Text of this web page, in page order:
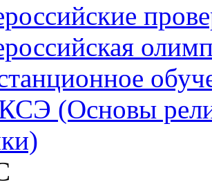
(Основы